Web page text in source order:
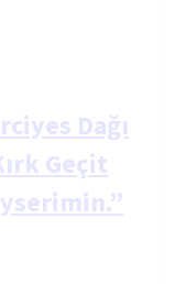
Dağı
Geçit